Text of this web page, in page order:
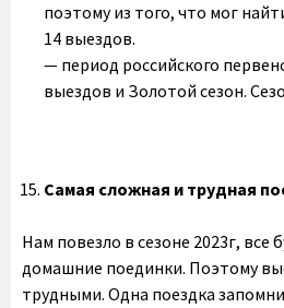
поэтому из того, что мог
14 выездов.
— период российского
выездов и Золотой сезон.
Самая сложная и трудная
Нам повезло в сезоне 2023г, все
домашние поединки. Поэтому
трудными. Одна поездка